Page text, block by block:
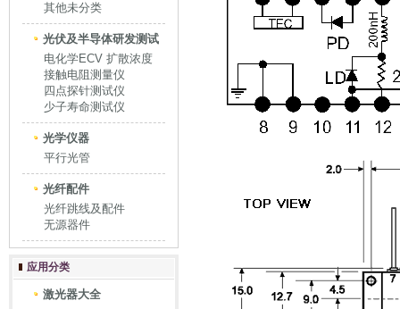
其他未分类
光伏及半导体研发测试
电化学ECV 扩散浓度
接触电阻测量仪
四点探针测试仪
少子寿命测试仪
光学仪器
平行光管
光纤配件
光纤跳线及配件
无源器件
应用分类
激光器大全